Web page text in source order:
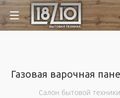
Газовая варочная
Салон бытовой